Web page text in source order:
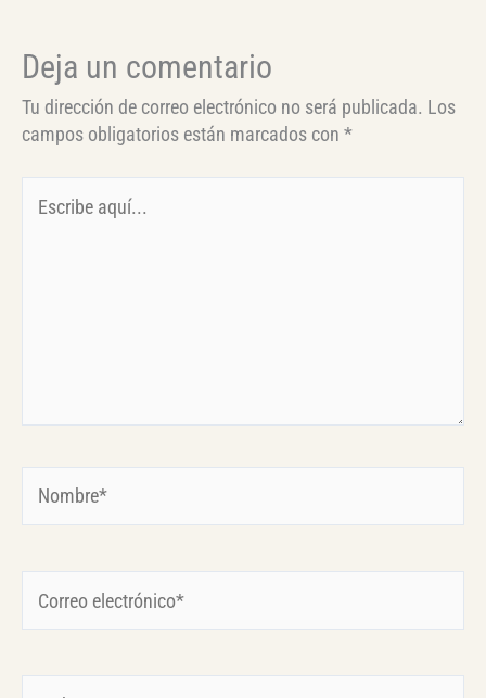
Deja un comentario
Tu dirección de correo electrónico no será publicada. Los
campos obligatorios están marcados con *
aquí...
electrónico*